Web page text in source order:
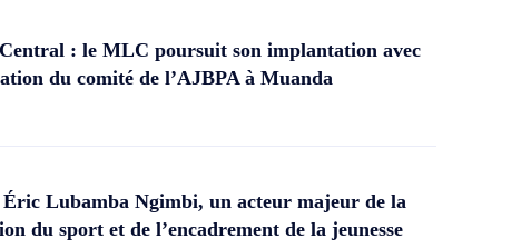
: le MLC poursuit son implantation avec
du comité de l’AJBPA à Muanda
Lubamba Ngimbi, un acteur majeur de la
du sport et de l’encadrement de la jeunesse